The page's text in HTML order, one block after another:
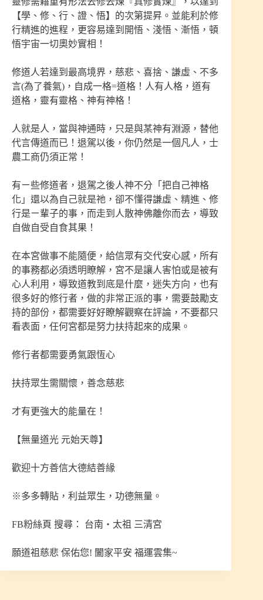
【學、修、行、證、悟】的次第提昇。並能利於修
行精進的進程，更容易達到開悟、淺悟、漸悟，頓
悟宇宙一切奧妙實相！
修道人若達到最高境界，慈悲、喜捨、謙虛、不多
言(為了養氣)，自成一格=道格！人有人格，道有
道格，靈有靈格、神有神格！
人就是人，當與神通時，只是與某神有淵源，替他
代言傳道而已！退駕以後，你仍然是一個凡人，士
農工商仍須正常！
有ㄧ些修道者，退駕之後人神不分「把自己神格
化」還以為自己就是祂，卻不懂得謙虛、精進、修
行是ㄧ輩子的事，而走到人散神佛離你而去，導致
自做自受自食其果！
在本宮做事不能隨便，給信眾有交代安心感，所有
的事務都必須透明瞭解，宮不是讓人害怕或是被有
心人利用，導致道教到底是什麼，迷失方向，也有
很多好的修行者，做的非常正派的事，需要鼓勵支
持的部份，都需要好好瞭解觀察在評論，不要都只
看表面，任何宮都是努力扶持起來的成果。
修行者都需要勇氣跟恆心
扶持眾生需關懷，善念慈悲
才有更強大的能量在！
【無量道光 元始天尊】
歡迎十方善信大德結善緣
※多多轉貼，利益眾生，功德無量。
FB粉絲頁 搜尋： 台南‧太祖 三清宮
願道祖慈悲 保佑您! 闔家平安 福運雲集~